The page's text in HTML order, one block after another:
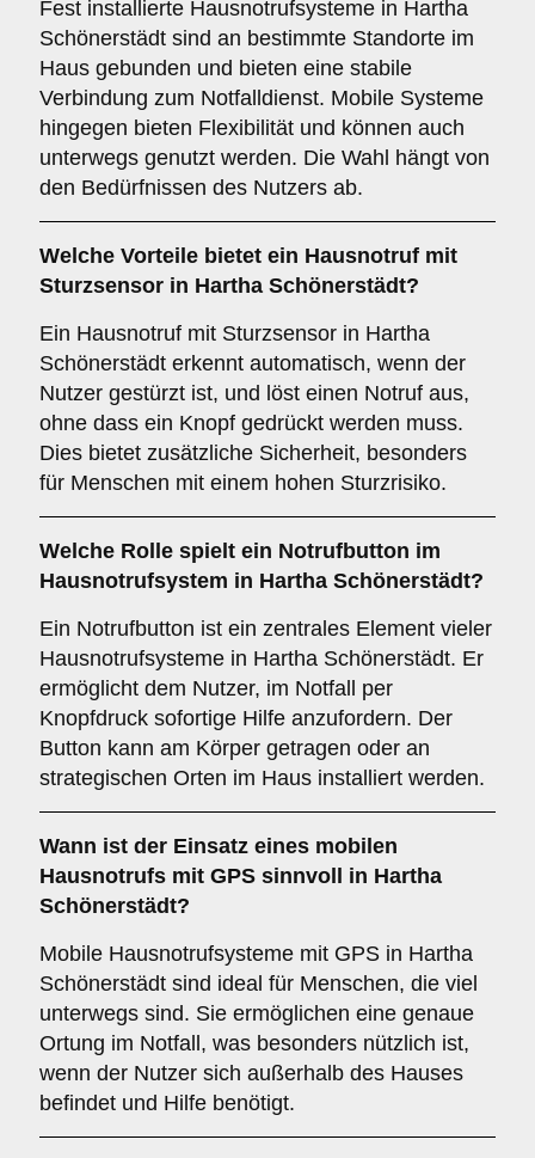
Fest installierte Hausnotrufsysteme in Hartha
Schönerstädt sind an bestimmte Standorte im
Haus gebunden und bieten eine stabile
Verbindung zum Notfalldienst. Mobile Systeme
hingegen bieten Flexibilität und können auch
unterwegs genutzt werden. Die Wahl hängt von
den Bedürfnissen des Nutzers ab.
Welche Vorteile bietet ein Hausnotruf mit
Sturzsensor in Hartha Schönerstädt?
Ein Hausnotruf mit Sturzsensor in Hartha
Schönerstädt erkennt automatisch, wenn der
Nutzer gestürzt ist, und löst einen Notruf aus,
ohne dass ein Knopf gedrückt werden muss.
Dies bietet zusätzliche Sicherheit, besonders
für Menschen mit einem hohen Sturzrisiko.
Welche Rolle spielt ein Notrufbutton im
Hausnotrufsystem in Hartha Schönerstädt?
Ein Notrufbutton ist ein zentrales Element vieler
Hausnotrufsysteme in Hartha Schönerstädt. Er
ermöglicht dem Nutzer, im Notfall per
Knopfdruck sofortige Hilfe anzufordern. Der
Button kann am Körper getragen oder an
strategischen Orten im Haus installiert werden.
Wann ist der Einsatz eines mobilen
Hausnotrufs mit GPS sinnvoll in Hartha
Schönerstädt?
Mobile Hausnotrufsysteme mit GPS in Hartha
Schönerstädt sind ideal für Menschen, die viel
unterwegs sind. Sie ermöglichen eine genaue
Ortung im Notfall, was besonders nützlich ist,
wenn der Nutzer sich außerhalb des Hauses
befindet und Hilfe benötigt.